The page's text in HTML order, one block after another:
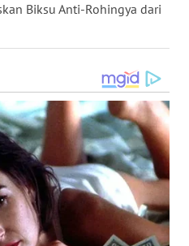
Biksu Anti-Rohingya dari